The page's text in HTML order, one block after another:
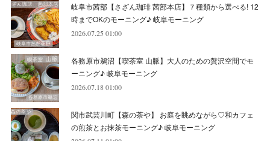
(8)
(6)
(9)
(2)
(1)
(8)
(4)
(7)
(4)
(4)
(10)
(10)
(6)
(7)
(6)
(5)
(6)
(8)
(8)
(8)
(9)
(9)
(9)
(12)
(16)
(9)
(13)
(8)
岐阜市茜部【さざん珈琲 茜部本店】７種類から選べる! 12
時までOKのモーニング♪ 岐阜モーニング
2026.07.25 01:00
各務原市鵜沼【喫茶室 山脈】大人のための贅沢空間でモ
ーニング♪ 岐阜モーニング
2026.07.18 01:00
関市武芸川町【森の茶や】 お庭を眺めながら♡和カフェ
の煎茶とお抹茶モーニング♪ 岐阜モーニング